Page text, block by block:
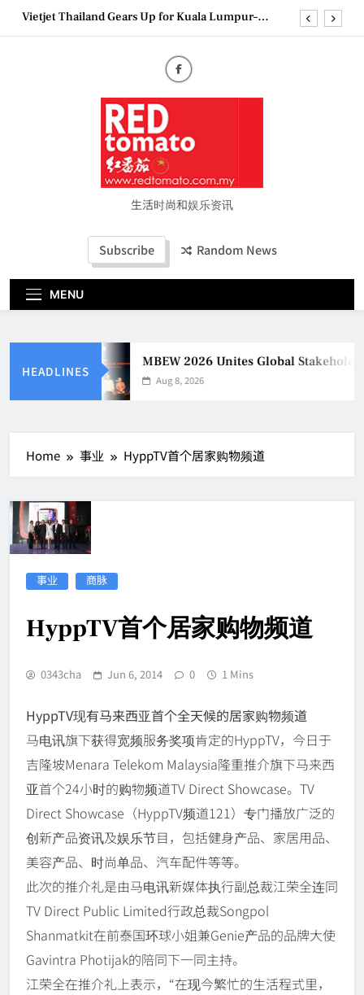
SkipVietjet Thailand Gears Up for Kuala Lumpur–
Couture Fashion Week Malaysia 2026– Press
MBEW 2026 Unites Global Stakeholders to Shape
the Future of Business Events
Vietjet Thailand Gears Up for Kuala Lumpur–
Bangkok Service Launch on9 October
Epson reinvents affordable printing with next-
generation EcoTank Series生活时尚和娱乐资讯
Subscribe Random News
MENU
HEADLINES
MBEW 2026 Unites Global
Aug 8, 2026
Home 事业 HyppTV首个居家购物频道
事业 商脉
HyppTV首个居家购物频道
0343cha Jun 6, 2014 0 1 Mins
HyppTV现有马来西亚首个全天候的居家购物频道
马电讯旗下获得宽频服务奖项肯定的HyppTV，今日于
吉隆坡Menara Telekom Malaysia隆重推介旗下马来西
亚首个24小时的购物频道TV Direct Showcase。TV
Direct Showcase（HyppTV频道121）专门播放广泛的
创新产品资讯及娱乐节目，包括健身产品、家居用品、
美容产品、时尚单品、汽车配件等等。
此次的推介礼是由马电讯新媒体执行副总裁江荣全连同
TV Direct Public Limited行政总裁Songpol
Shanmatkit在前泰国环球小姐兼Genie产品的品牌大使
Gavintra Photijak的陪同下一同主持。
江荣全在推介礼上表示，“在现今繁忙的生活程式里，